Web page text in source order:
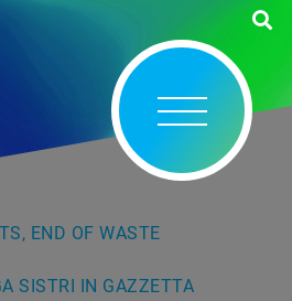
END OF WASTE
SISTRI IN GAZZETTA